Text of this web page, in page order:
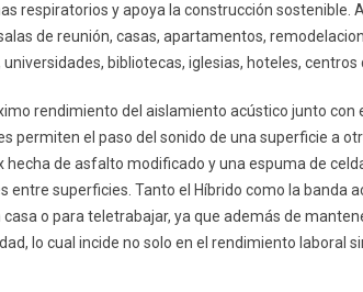
respiratorios y apoya la construcción sostenible.
de reunión, casas, apartamentos,
bibliotecas, iglesias, hoteles,
rendimiento del aislamiento acústico junto
permiten el paso del sonido de una superficie a
hecha de asfalto modificado y una espuma de
entre superficies. Tanto el Híbrido como la
o para teletrabajar, ya que además de
lo cual incide no solo en el rendimiento laboral